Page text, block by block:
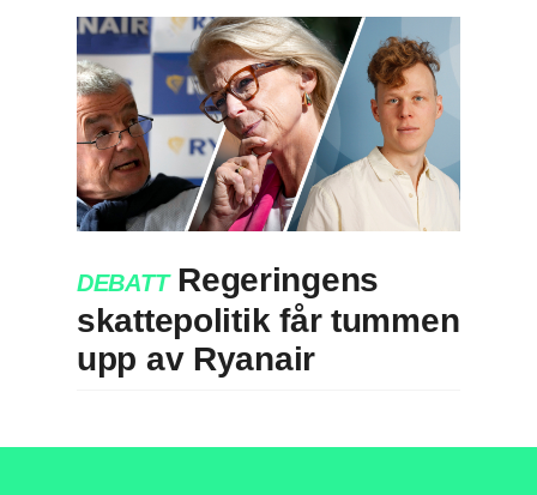
DEBATT Regeringens
skattepolitik får tummen
upp av Ryanair